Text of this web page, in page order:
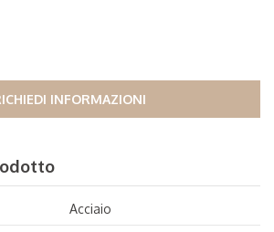
INFORMAZIONI
Acciaio